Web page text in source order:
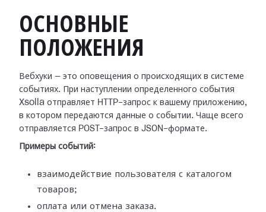
ОСНОВНЫЕ
ПОЛОЖЕНИЯ
Вебхуки — это оповещения о происходящих в системе
событиях. При наступлении определенного события
Xsolla отправляет HTTP-запрос к вашему приложению,
в котором передаются данные о событии. Чаще всего
отправляется POST-запрос в JSON-формате.
Примеры событий:
взаимодействие пользователя с каталогом
товаров;
оплата или отмена заказа.